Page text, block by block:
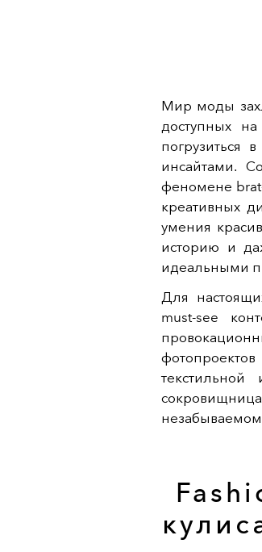
Мир моды
доступных на
погрузиться
инсайтами.
феномене
креативных
умения
историю и
идеальными
Для
must-see